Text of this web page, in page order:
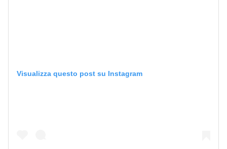
Visualizza questo post su Instagram